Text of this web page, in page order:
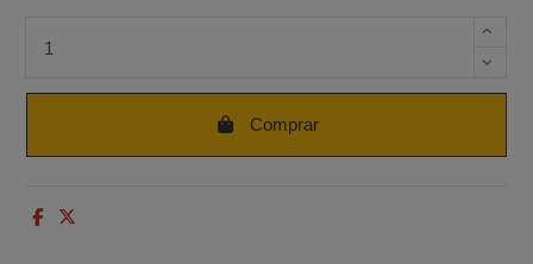
Comprar